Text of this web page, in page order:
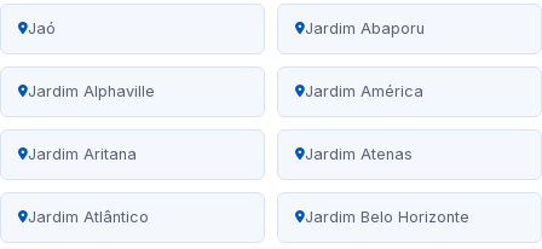
Jaó Jardim Abaporu
Jardim Alphaville Jardim América
Jardim Aritana Jardim Atenas
Jardim Atlântico Jardim Belo Horizonte